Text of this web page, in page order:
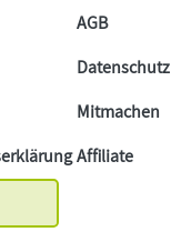
AGB
Datenschutz
Mitmachen
Affiliate